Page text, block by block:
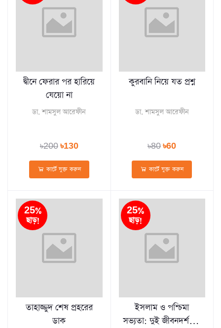
দ্বীনে ফেরার পর হারিয়ে
যেয়ো না
ডা. শামসুল আরেফীন
৳200৳130
কার্টে যুক্ত করুন
কুরবানি নিয়ে যত প্রশ্ন
ডা. শামসুল আরেফীন
৳80৳60
কার্টে যুক্ত করুন
25%
ছাড়!
তাহাজ্জুদ শেষ প্রহরের
ডাক
25%
ছাড়!
ইসলাম ও পশ্চিমা
সভ্যতা: দুই জীবনদর্শনের